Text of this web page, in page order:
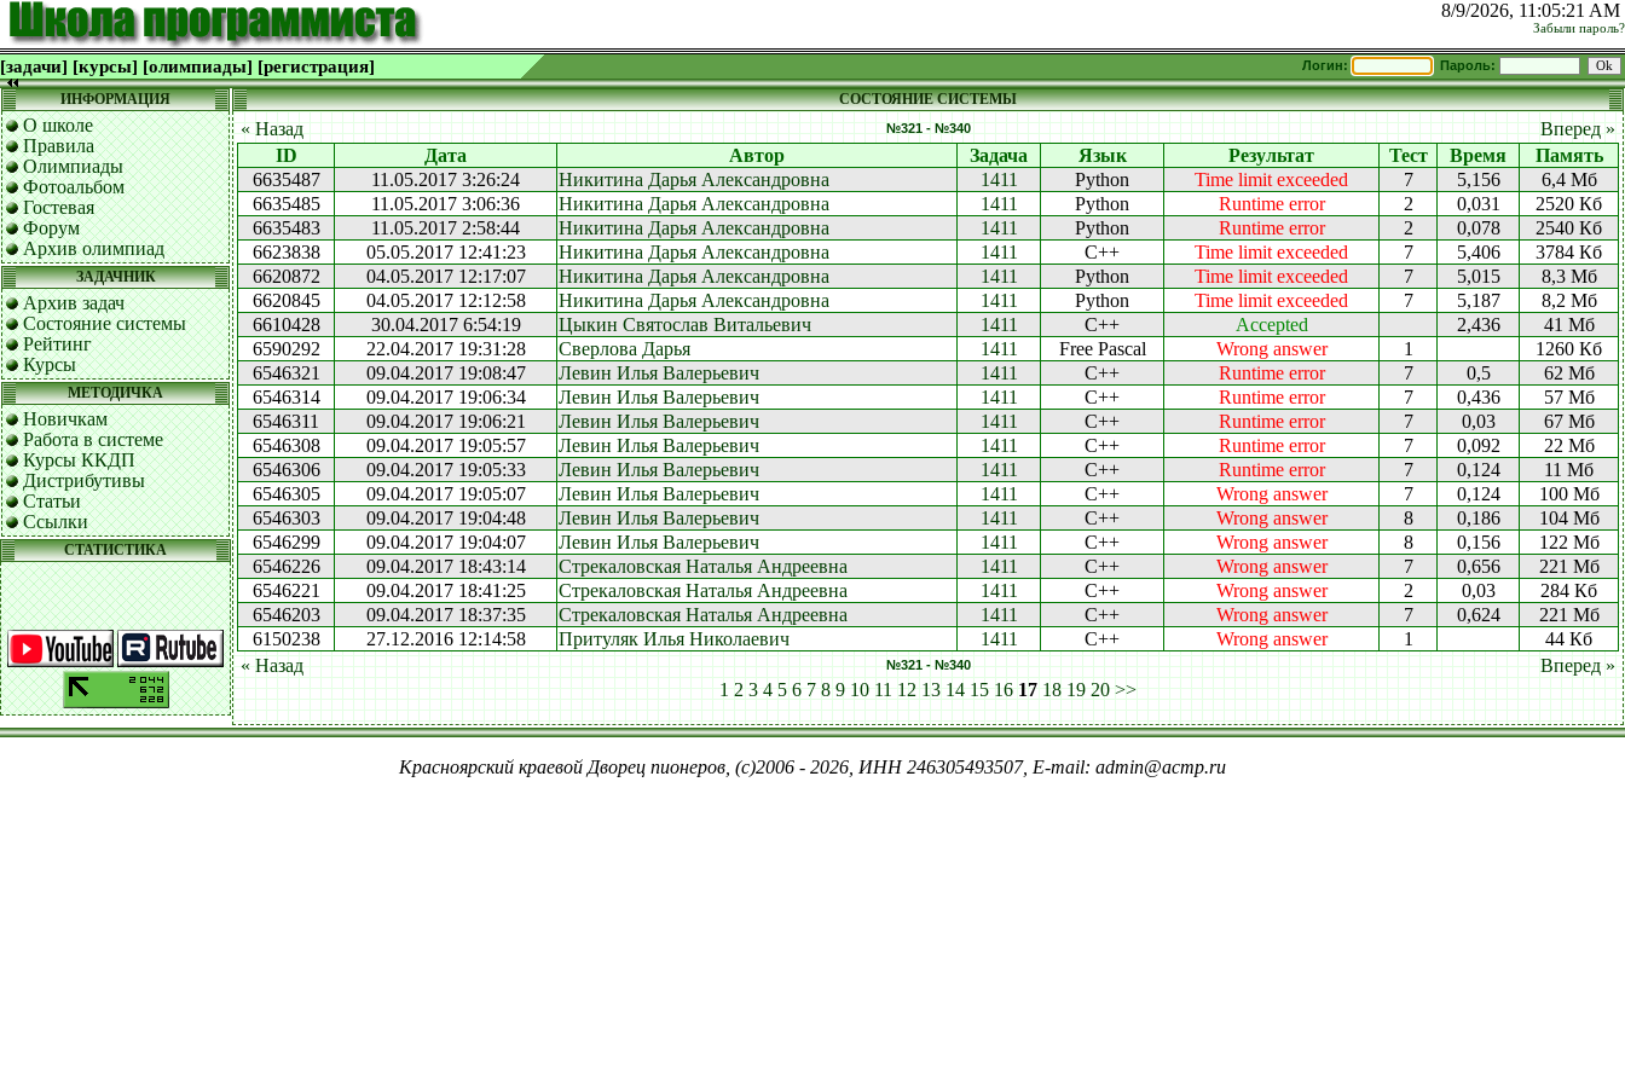
8/9/2026, 11:05:21 AM
Забыли пароль?
[задачи] [курсы] [олимпиады] [регистрация] Логин: Пароль:
ИНФОРМАЦИЯ
О школе
Правила
Олимпиады
Фотоальбом
Гостевая
Форум
Архив олимпиад
ЗАДАЧНИК
Архив задач
Состояние системы
Рейтинг
Курсы
МЕТОДИЧКА
Новичкам
Работа в системе
Курсы ККДП
Дистрибутивы
Статьи
Ссылки
СТАТИСТИКА
СОСТОЯНИЕ СИСТЕМЫ
« Назад №321 - №340
Вперед »
ID
Дата Автор Задача Язык Результат Тест Время
Память
6635487
11.05.2017 3:26:24 Никитина Дарья Александровна 1411 Python Time limit exceeded 7 5,156
6,4 Мб
6635485
11.05.2017 3:06:36 Никитина Дарья Александровна 1411 Python Runtime error 2 0,031
2520 Кб
6635483
11.05.2017 2:58:44 Никитина Дарья Александровна 1411 Python Runtime error 2 0,078
2540 Кб
6623838
05.05.2017 12:41:23 Никитина Дарья Александровна 1411 C++ Time limit exceeded 7 5,406
3784 Кб
6620872
04.05.2017 12:17:07 Никитина Дарья Александровна 1411 Python Time limit exceeded 7 5,015
8,3 Мб
6620845
04.05.2017 12:12:58 Никитина Дарья Александровна 1411 Python Time limit exceeded 7 5,187
8,2 Мб
6610428
30.04.2017 6:54:19 Цыкин Святослав Витальевич 1411 C++ Accepted 2,436
41 Мб
6590292
22.04.2017 19:31:28 Сверлова Дарья 1411 Free Pascal Wrong answer 1
1260 Кб
6546321
09.04.2017 19:08:47 Левин Илья Валерьевич 1411 C++ Runtime error 7 0,5
62 Мб
6546314
09.04.2017 19:06:34 Левин Илья Валерьевич 1411 C++ Runtime error 7 0,436
57 Мб
6546311
09.04.2017 19:06:21 Левин Илья Валерьевич 1411 C++ Runtime error 7 0,03
67 Мб
6546308
09.04.2017 19:05:57 Левин Илья Валерьевич 1411 C++ Runtime error 7 0,092
22 Мб
6546306
09.04.2017 19:05:33 Левин Илья Валерьевич 1411 C++ Runtime error 7 0,124
11 Мб
6546305
09.04.2017 19:05:07 Левин Илья Валерьевич 1411 C++ Wrong answer 7 0,124
100 Мб
6546303
09.04.2017 19:04:48 Левин Илья Валерьевич 1411 C++ Wrong answer 8 0,186
104 Мб
6546299
09.04.2017 19:04:07 Левин Илья Валерьевич 1411 C++ Wrong answer 8 0,156
122 Мб
6546226
09.04.2017 18:43:14 Стрекаловская Наталья Андреевна 1411 C++ Wrong answer 7 0,656
221 Мб
6546221
09.04.2017 18:41:25 Стрекаловская Наталья Андреевна 1411 C++ Wrong answer 2 0,03
284 Кб
6546203
09.04.2017 18:37:35 Стрекаловская Наталья Андреевна 1411 C++ Wrong answer 7 0,624
221 Мб
6150238
27.12.2016 12:14:58 Притуляк Илья Николаевич 1411 C++ Wrong answer 1
44 Кб
« Назад
№321 - №340
Вперед »
1 2 3 4 5 6 7 8 9 10 11 12 13 14 15 16 17 18 19 20 >>
Красноярский краевой Дворец пионеров, (c)2006 - 2026, ИНН 246305493507, E-mail: admin@acmp.ru